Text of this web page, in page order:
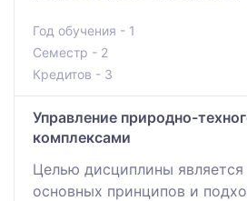
Год обучения - 1
Семестр - 2
Кредитов - 3
Управление природно-
комплексами
Целью дисциплины является
основных принципов и